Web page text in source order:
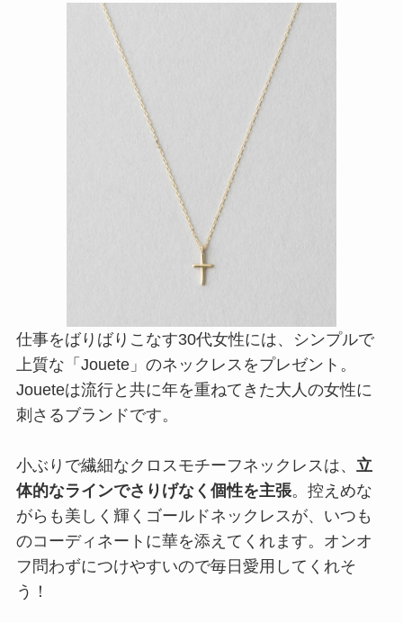
仕事をばりばりこなす30代女性には、シンプルで
上質な「Jouete」のネックレスをプレゼント。
Joueteは流行と共に年を重ねてきた大人の女性に
刺さるブランドです。
小ぶりで繊細なクロスモチーフネックレスは、 立
体的なラインでさりげなく個性を主張。控えめな
がらも美しく輝くゴールドネックレスが、いつも
のコーディネートに華を添えてくれます。オンオ
フ問わずにつけやすいので毎日愛用してくれそ
う！